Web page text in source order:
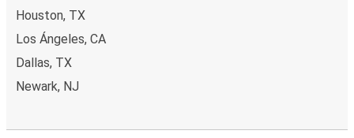
Houston, TX
Los Ángeles, CA
Dallas, TX
Newark, NJ